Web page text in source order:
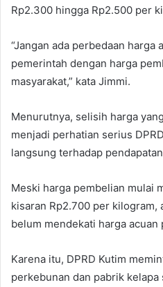
Rp2.300 hingga Rp2.500 per
“Jangan ada perbedaan harga
pemerintah dengan harga
masyarakat,” kata Jimmi.
Menurutnya, selisih harga
menjadi perhatian serius
langsung terhadap
Meski harga pembelian mulai
kisaran Rp2.700 per
belum mendekati harga acuan
Karena itu, DPRD Kutim
perkebunan dan pabrik